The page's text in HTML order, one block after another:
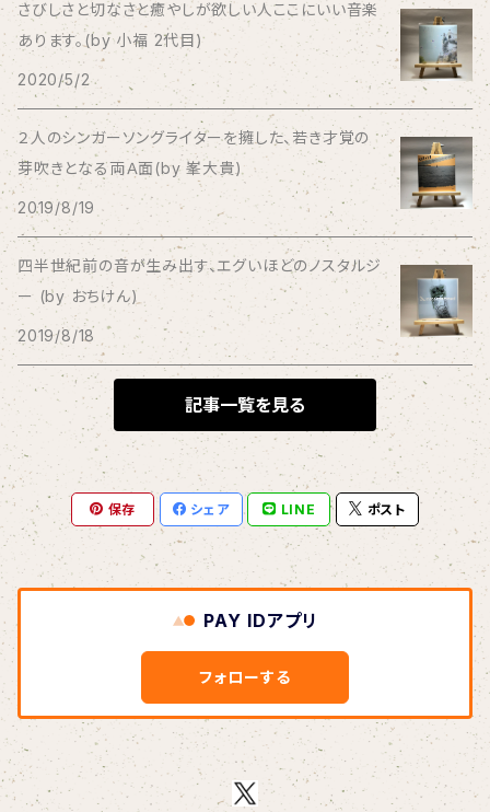
Bagus!
BBBBBBB
The BEG
The Beths
THE BLACK SHANSONS
BLONDnewHALF
Blondy
BOAR HUNTER
bud&harbor
Bulbs Of Passion
B玉
Calme Adiction
さびしさと切なさと癒やしが欲しい人ここにいい音楽
あります。(by 小福 2代目)
2020/5/2
２人のシンガーソングライターを擁した、若き才覚の
芽吹きとなる両Ａ面(by 峯大貴)
2019/8/19
四半世紀前の音が生み出す、エグいほどのノスタルジ
ー (by おちけん)
2019/8/18
記事一覧を見る
保存 シェア LINE ポスト
PAY IDアプリ
フォローする